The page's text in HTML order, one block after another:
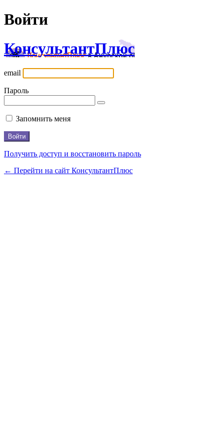
Войти
КонсультантПлюс
email
Пароль
Запомнить меня
Получить доступ и восстановить пароль
← Перейти на сайт КонсультантПлюс